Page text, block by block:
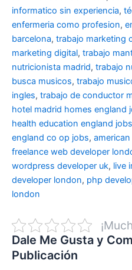
informatico sin experiencia,
enfermeria como profesion,
barcelona, trabajo marketing
marketing digital, trabajo
nutricionista madrid, trabajo
busca musicos, trabajo
ingles, trabajo de conductor
hotel madrid homes england
health education england jobs
england co op jobs,
freelance web developer
wordpress developer uk, live
developer london, php
london
Dale Me Gusta y
Publicación